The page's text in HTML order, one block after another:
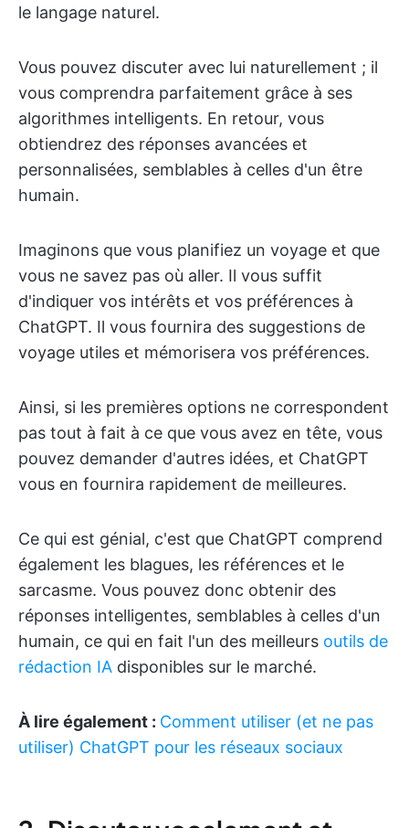
le langage naturel.
Vous pouvez discuter avec lui naturellement ; il
vous comprendra parfaitement grâce à ses
algorithmes intelligents. En retour, vous
obtiendrez des réponses avancées et
personnalisées, semblables à celles d'un être
humain.
Imaginons que vous planifiez un voyage et que
vous ne savez pas où aller. Il vous suffit
d'indiquer vos intérêts et vos préférences à
ChatGPT. Il vous fournira des suggestions de
voyage utiles et mémorisera vos préférences.
Ainsi, si les premières options ne correspondent
pas tout à fait à ce que vous avez en tête, vous
pouvez demander d'autres idées, et ChatGPT
vous en fournira rapidement de meilleures.
Ce qui est génial, c'est que ChatGPT comprend
également les blagues, les références et le
sarcasme. Vous pouvez donc obtenir des
réponses intelligentes, semblables à celles d'un
humain, ce qui en fait l'un des meilleurs outils de
rédaction IA disponibles sur le marché.
À lire également : Comment utiliser (et ne pas
utiliser) ChatGPT pour les réseaux sociaux